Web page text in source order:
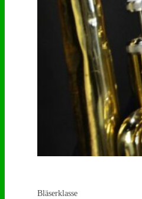
Bläserklasse